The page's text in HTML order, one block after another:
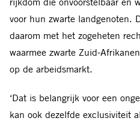
voor hun zwarte landgenoten.
daarom met het zogeheten
waarmee zwarte Zuid-
op de arbeidsmarkt.
‘Dat is belangrijk voor een
kan ook dezelfde exclusiviteit